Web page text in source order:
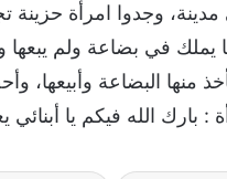
وجدوا امرأة
في بضاعة ولم يبعها
منها البضاعة وأبيعها،
: بارك الله فيكم يا